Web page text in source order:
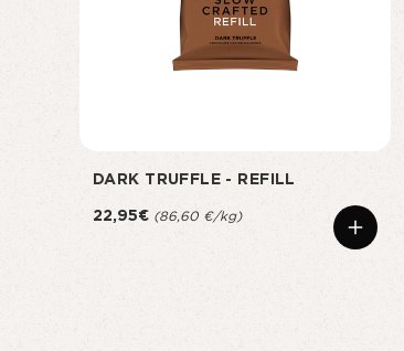
DARK TRUFFLE - REFILL
22,95€ (86,60 €/kg)